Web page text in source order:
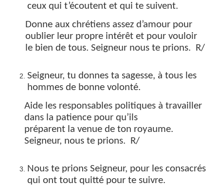
ceux qui t’écoutent et qui te suivent.
Donne aux chrétiens assez d’amour pour
oublier leur propre intérêt et pour vouloir
le bien de tous. Seigneur nous te prions. R/
Seigneur, tu donnes ta sagesse, à tous les
hommes de bonne volonté.
Aide les responsables politiques à travailler
dans la patience pour qu’ils
préparent la venue de ton royaume.
Seigneur, nous te prions. R/
Nous te prions Seigneur, pour les consacrés
qui ont tout quitté pour te suivre.